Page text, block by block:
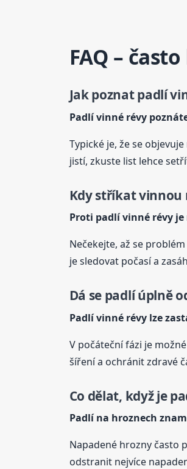
FAQ –
Jak poznat padlí
Padlí vinné révy
Typické je, že se
jistí, zkuste list lehce
Kdy stříkat vinnou
Proti padlí vinné révyje
Nečekejte, až se
je sledovat počasí a
Dá se padlí úplně
Padlí vinné révylze
V počáteční fázi je
šíření a ochránit zdravé
Co dělat, když je
Padlí na hroznech
Napadené hrozny často
odstranit nejvíce